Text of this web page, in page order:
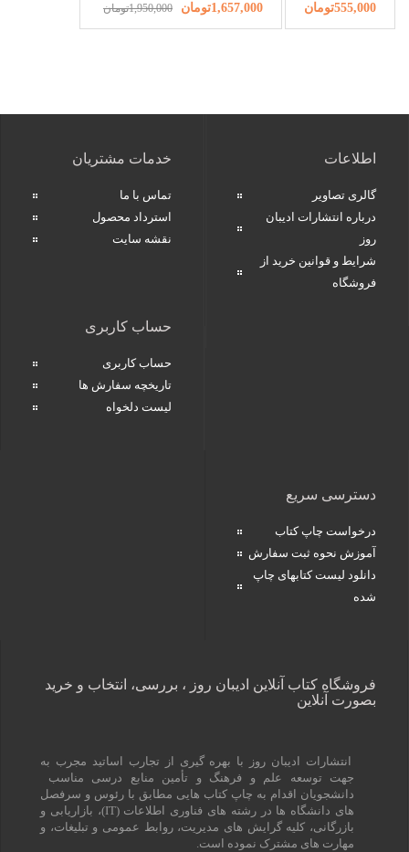
555,000تومان 1,657,000تومان 1,950,000تومان
اطلاعات
گالری تصاویر
درباره انتشارات ادیبان
روز
شرایط و قوانین خرید از
فروشگاه
خدمات مشتریان
تماس با ما
استرداد محصول
نقشه سایت
حساب کاربری
حساب کاربری
تاریخچه سفارش ها
لیست دلخواه
دسترسی سریع
درخواست چاپ کتاب
آموزش نحوه ثبت سفارش
دانلود لیست کتابهای چاپ
شده
فروشگاه کتاب آنلاین ادیبان روز ، بررسی، انتخاب و خرید
بصورت آنلاین
انتشارات ادیبان روز با بهره گیری از تجارب اساتید مجرب به
جهت توسعه علم و فرهنگ و تأمین منابع درسی مناسب
دانشجویان اقدام به چاپ کتاب هایی مطابق با رئوس و سرفصل
های دانشگاه ها در رشته های فناوری اطلاعات (IT)، بازاریابی و
بازرگانی، کلیه گرایش های مدیریت، روابط عمومی و تبلیغات، و
مهارت های مشترک نموده است.